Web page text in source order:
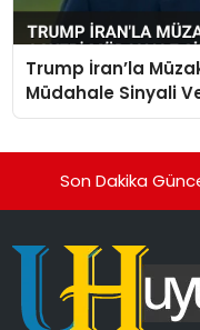
Trump İran’la
Müdahale Sinyali
Son Dakika